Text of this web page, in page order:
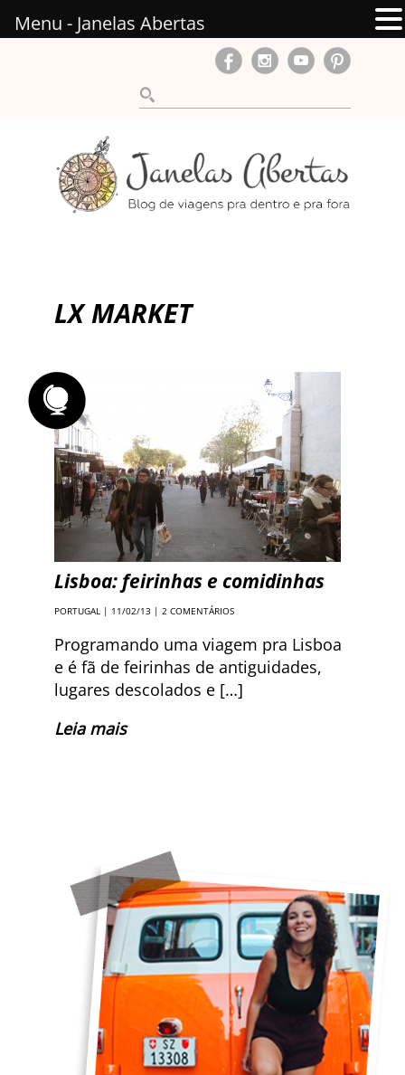
LX MARKET
Lisboa: feirinhas e comidinhas
PORTUGAL | 11/02/13 | 2 COMENTÁRIOS
Programando uma viagem pra Lisboa
e é fã de feirinhas de antiguidades,
lugares descolados e […]
Leia mais
Menu - Janelas Abertas